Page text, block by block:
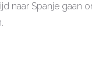
naar Spanje gaan